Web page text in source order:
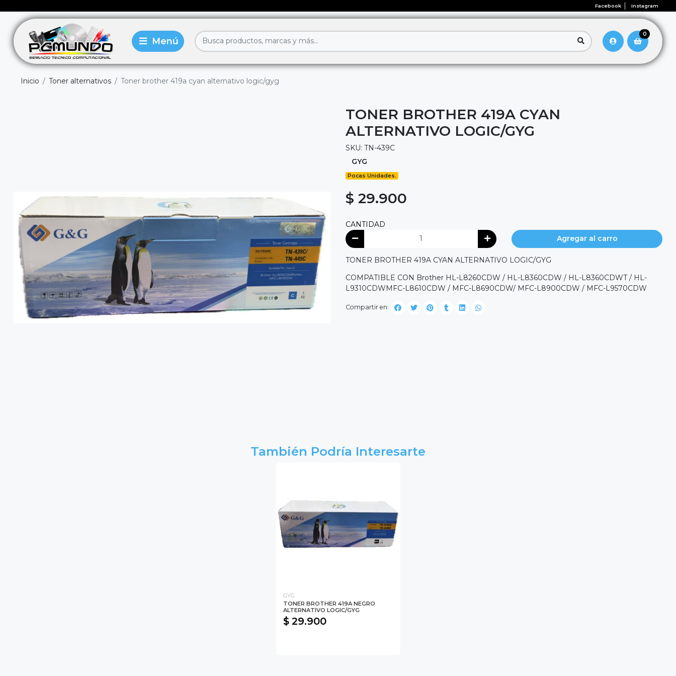
Facebook Instagram
0
Inicio Toner alternativos Toner brother 419a cyan alternativo logic/gyg
TONER BROTHER 419A CYAN
ALTERNATIVO LOGIC/GYG
SKU: TN-439C
GYG
Pocas Unidades.
$ 29.900
CANTIDAD
Agregar al carro
TONER BROTHER 419A CYAN ALTERNATIVO LOGIC/GYG
COMPATIBLE CON Brother HL-L8260CDW / HL-L8360CDW / HL-L8360CDWT / HL-
L9310CDWMFC-L8610CDW / MFC-L8690CDW/ MFC-L8900CDW / MFC-L9570CDW
Compartir en:
También Podría Interesarte
GYG
TONER BROTHER 419A NEGRO
ALTERNATIVO LOGIC/GYG
$ 29.900